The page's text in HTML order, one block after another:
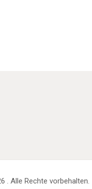
. Alle Rechte vorbehalten.